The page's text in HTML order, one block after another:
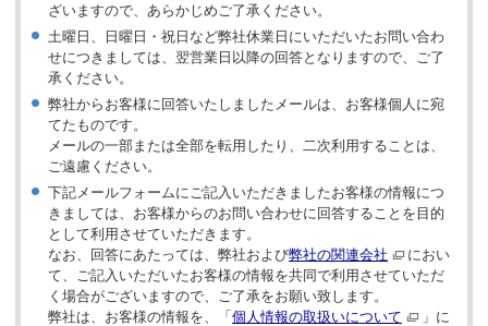
ざいますので、あらかじめご了承ください。
土曜日、日曜日・祝日など弊社休業日にいただいたお問い合わ
せにつきましては、翌営業日以降の回答となりますので、ご了
承ください。
弊社からお客様に回答いたしましたメールは、お客様個人に宛
てたものです。
メールの一部または全部を転用したり、二次利用することは、
ご遠慮ください。
下記メールフォームにご記入いただきましたお客様の情報につ
きましては、お客様からのお問い合わせに回答することを目的
として利用させていただきます。
なお、回答にあたっては、弊社および弊社の関連会社
におい
て、ご記入いただいたお客様の情報を共同で利用させていただ
く場合がございますので、ご了承をお願い致します。
弊社は、お客様の情報を、「 個人情報の取扱いについて
」に